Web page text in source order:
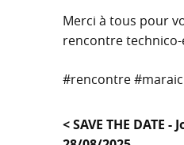
Merci à tous pour
rencontre
#rencontre
< SAVE THE DATE